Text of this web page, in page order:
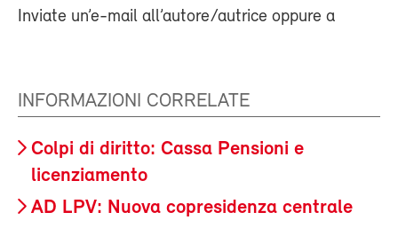
Inviate un’e-mail all’autore/autrice oppure a
INFORMAZIONI CORRELATE
Colpi di diritto: Cassa Pensioni e
licenziamento
AD LPV: Nuova copresidenza centrale